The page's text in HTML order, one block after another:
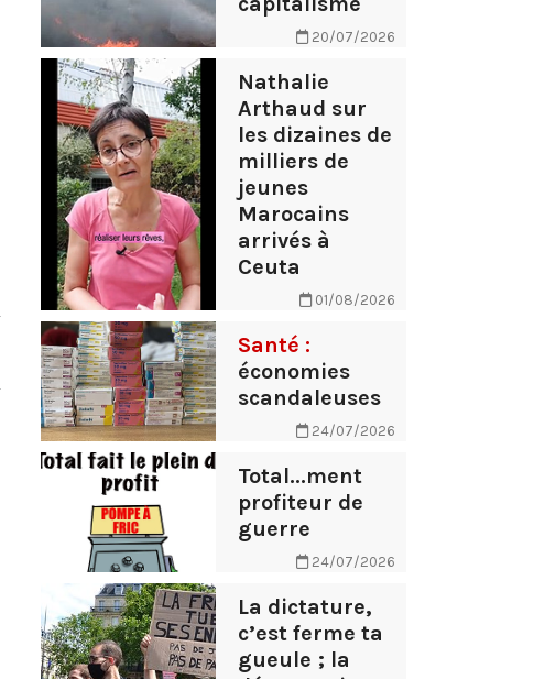
20/07/2026
Nathalie
Arthaud sur
les dizaines de
milliers de
jeunes
Marocains
arrivés à
Ceuta
01/08/2026
Santé :
économies
scandaleuses
24/07/2026
Total...ment
profiteur de
guerre
24/07/2026
La dictature,
c’est ferme ta
gueule ; la